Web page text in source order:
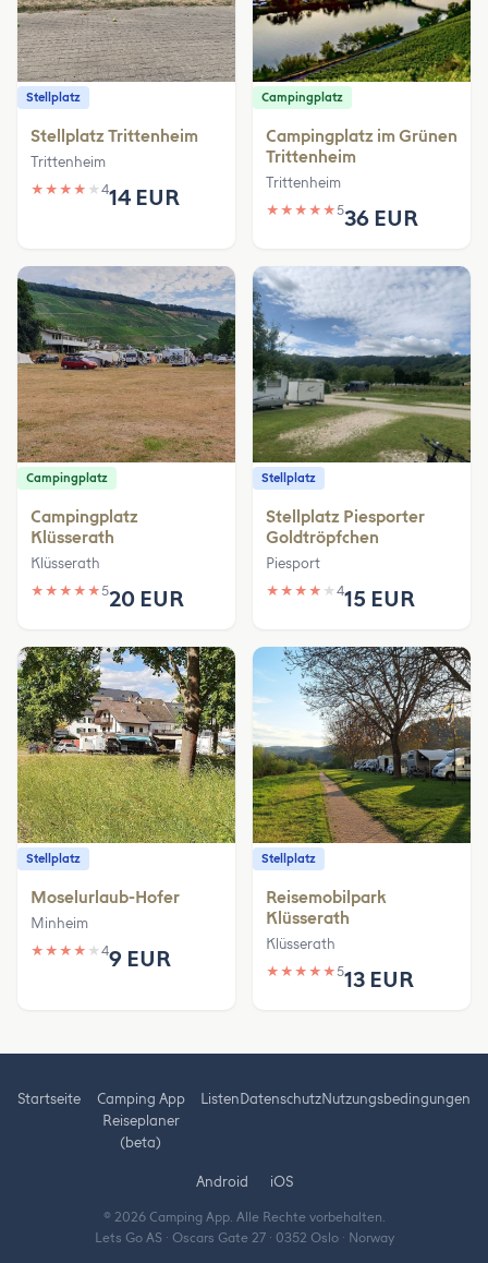
Stellplatz
Stellplatz Trittenheim
Trittenheim
★ ★ ★ ★ ★ 414 EUR
Campingplatz
Campingplatz im Grünen
Trittenheim
Trittenheim
★ ★ ★ ★ ★536 EUR
Campingplatz
Campingplatz
Klüsserath
Klüsserath
★ ★ ★ ★ ★520 EUR
Stellplatz
Stellplatz Piesporter
Goldtröpfchen
Piesport
★ ★ ★ ★ ★ 415 EUR
Stellplatz
Moselurlaub-Hofer
Minheim
★ ★ ★ ★ ★ 49 EUR
Stellplatz
Reisemobilpark
Klüsserath
Klüsserath
★ ★ ★ ★ ★513 EUR
Startseite
Camping App
Reiseplaner
(beta)
ListenDatenschutzNutzungsbedingungen
Android iOS
© 2026 Camping App. Alle Rechte vorbehalten.
Lets Go AS · Oscars Gate 27 · 0352 Oslo · Norway